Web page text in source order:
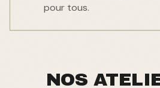
pour tous.
NOS